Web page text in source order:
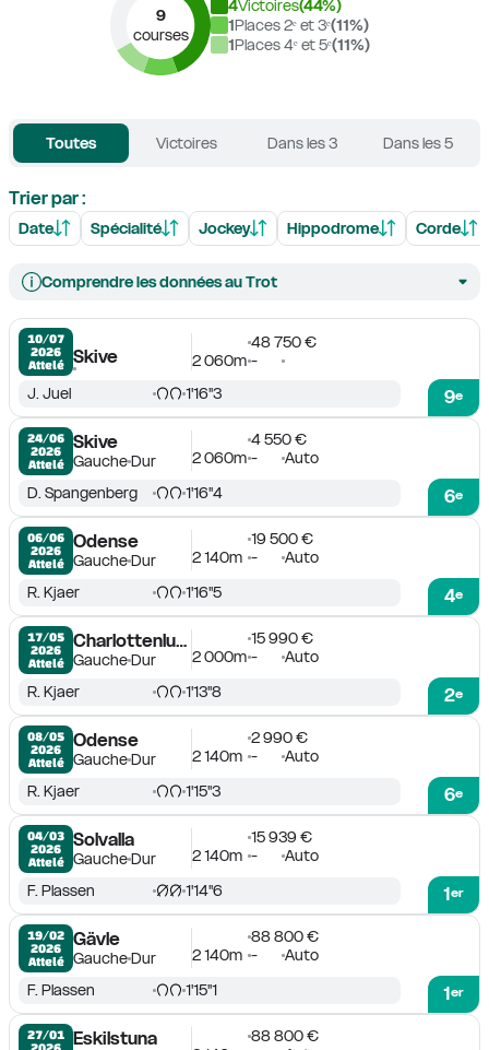
9
courses
4Victoires(44%)
1Places 2ᵉ et 3ᵉ(11%)
1Places 4ᵉ et 5ᵉ(11%)
Toutes Victoires Dans les 3 Dans les 5
Trier par :
Date Spécialité Jockey Hippodrome Corde
Comprendre les données au Trot
10/07
2026
Attelé
Skive
48 750 €
2 060m -
9e
J. Juel 1'16''3
24/06
2026
Attelé
Skive
GaucheDur
4 550 €
2 060m - Auto
6e
D. Spangenberg 1'16''4
06/06
2026
Attelé
Odense
GaucheDur
19 500 €
2 140m - Auto
4e
R. Kjaer 1'16''5
17/05
2026
Attelé
Charlottenlund
GaucheDur
15 990 €
2 000m - Auto
2e
R. Kjaer 1'13''8
08/05
2026
Attelé
Odense
GaucheDur
2 990 €
2 140m - Auto
6e
R. Kjaer 1'15''3
04/03
2026
Attelé
Solvalla
GaucheDur
15 939 €
2 140m - Auto
1er
F. Plassen 1'14''6
19/02
2026
Attelé
Gävle
GaucheDur
88 800 €
2 140m - Auto
1er
F. Plassen 1'15''1
27/01
Eskilstuna
88 800 €